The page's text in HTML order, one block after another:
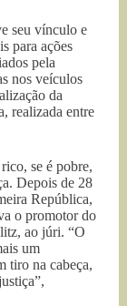
seu vínculo e
para ações
pela
nos veículos
da
realizada entre
se é pobre,
Depois de 28
República,
o promotor do
ao júri. “O
um
tiro na cabeça,